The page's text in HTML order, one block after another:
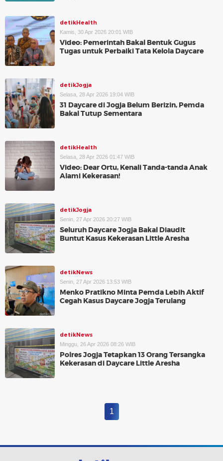
detikHealth
Kamis, 30 Apr 2026 20:01 WIB
Video: Pemerintah Bakal Bentuk Gugus
Tugas untuk Perbaiki Tata Kelola Daycare
detikJogja
Selasa, 28 Apr 2026 19:04 WIB
31 Daycare di Jogja Belum Berizin, Pemda
Bakal Tutup Sementara
detikHealth
Selasa, 28 Apr 2026 01:47 WIB
Video: Dear Ortu, Kenali Tanda-tanda Anak
Alami Kekerasan!
detikJogja
Senin, 27 Apr 2026 20:27 WIB
Seluruh Daycare Jogja Bakal Diaudit
Buntut Kasus Kekerasan Little Aresha
detikNews
Senin, 27 Apr 2026 13:53 WIB
Menko Pratikno Minta Pemda Lebih Aktif
Cegah Kasus Daycare Jogja Terulang
detikNews
Minggu, 26 Apr 2026 08:26 WIB
Polres Jogja Tetapkan 13 Orang Tersangka
Kekerasan di Daycare Little Aresha
1